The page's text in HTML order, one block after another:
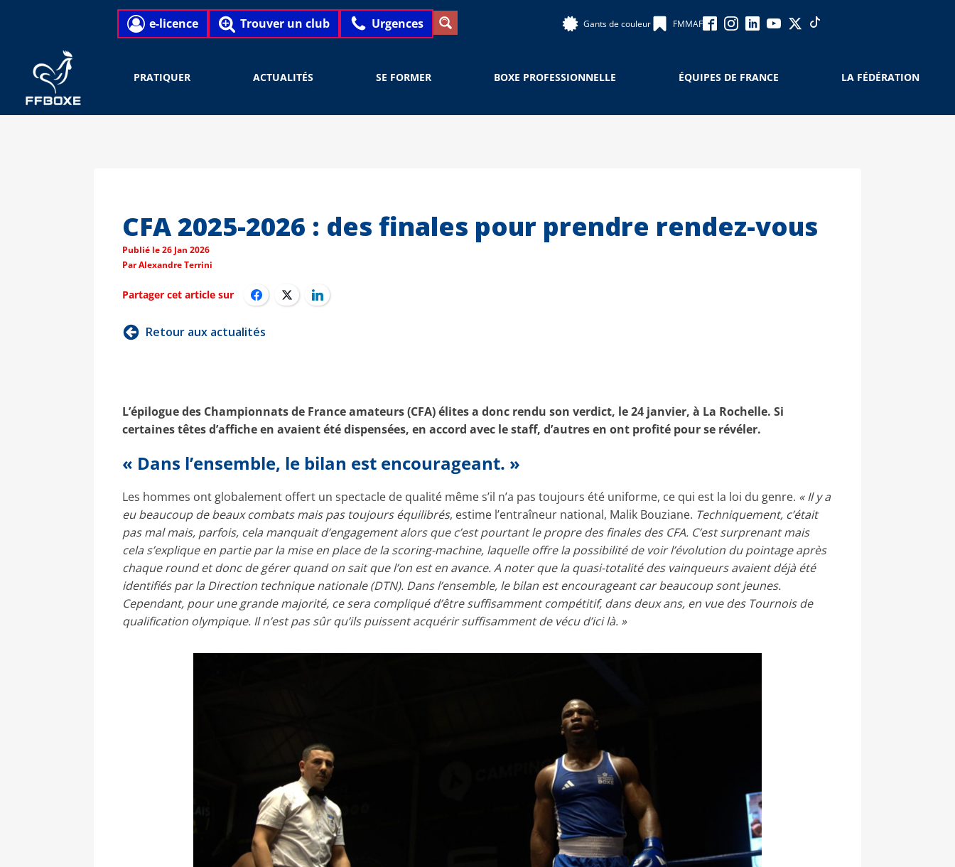
e-licence Trouver un club Urgences Gants de couleur FMMAF
PRATIQUER ACTUALITÉS SE FORMER BOXE PROFESSIONNELLE ÉQUIPES DE FRANCE LA FÉDÉRATION
CFA 2025-2026 : des finales pour prendre rendez-vous
Publié le26 Jan 2026
ParAlexandre Terrini
Partager cet article sur
Retour aux actualités
L’épilogue des Championnats de France amateurs (CFA) élites a donc rendu son verdict, le 24 janvier, à La Rochelle. Si
certaines têtes d’affiche en avaient été dispensées, en accord avec le staff, d’autres en ont profité pour se révéler.
« Dans l’ensemble, le bilan est encourageant. »
Les hommes ont globalement offert un spectacle de qualité même s’il n’a pas toujours été uniforme, ce qui est la loi du genre. « Il y a
eu beaucoup de beaux combats mais pas toujours équilibrés, estime l’entraîneur national, Malik Bouziane. Techniquement, c’était
pas mal mais, parfois, cela manquait d’engagement alors que c’est pourtant le propre des finales des CFA. C’est surprenant mais
cela s’explique en partie par la mise en place de la scoring-machine, laquelle offre la possibilité de voir l’évolution du pointage après
chaque round et donc de gérer quand on sait que l’on est en avance. A noter que la quasi-totalité des vainqueurs avaient déjà été
identifiés par la Direction technique nationale (DTN). Dans l’ensemble, le bilan est encourageant car beaucoup sont jeunes.
Cependant, pour une grande majorité, ce sera compliqué d’être suffisamment compétitif, dans deux ans, en vue des Tournois de
qualification olympique. Il n’est pas sûr qu’ils puissent acquérir suffisamment de vécu d’ici là. »